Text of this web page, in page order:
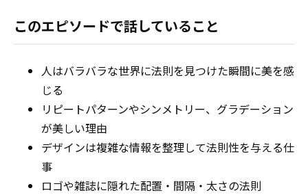
このエピソードで話していること
人はバラバラな世界に法則を見つけた瞬間に美を感
じる
リピートパターンやシンメトリー、グラデーション
が美しい理由
デザインは複雑な情報を整理して法則性を与える仕
事
ロゴや雑誌に隠れた配置・間隔・太さの法則